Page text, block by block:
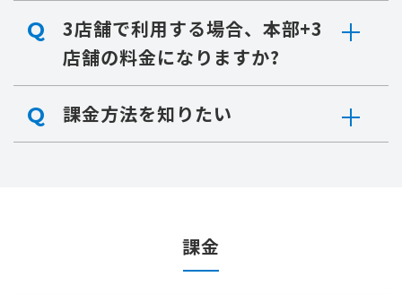
Q
3店舗で利用する場合、本部+3
店舗の料金になりますか?
Q 課金方法を知りたい
課金